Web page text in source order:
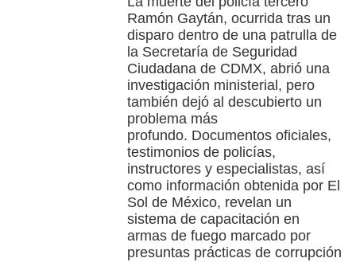
Ramón Gaytán, ocurrida tras un
disparo dentro de una patrulla de
la Secretaría de Seguridad
Ciudadana de CDMX, abrió una
investigación ministerial, pero
también dejó al descubierto un
problema más
profundo. Documentos oficiales,
testimonios de policías,
instructores y especialistas, así
como información obtenida por El
Sol de México, revelan un
sistema de capacitación en
armas de fuego marcado por
presuntas prácticas de corrupción